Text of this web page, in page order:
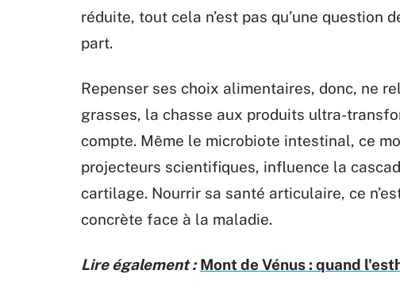
réduite, tout cela n’est pas qu’une question
part.
Repenser ses choix alimentaires, donc, ne
grasses, la chasse aux produits ultra-
compte. Même le microbiote intestinal, ce
projecteurs scientifiques, influence la
cartilage. Nourrir sa santé articulaire, ce
concrète face à la maladie.
Lire également : Mont de Vénus : quand